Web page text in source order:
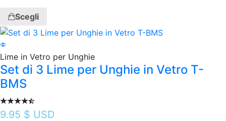
Scegli
Lime in Vetro per Unghie
Set di 3 Lime per Unghie in Vetro T-
BMS
9.95 $ USD